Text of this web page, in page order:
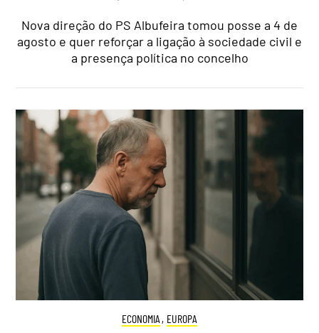
Nova direção do PS Albufeira tomou posse a 4 de
agosto e quer reforçar a ligação à sociedade civil e
a presença política no concelho
ECONOMIA , EUROPA